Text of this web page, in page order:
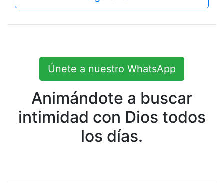
Únete a nuestro WhatsApp
Animándote a buscar
intimidad con Dios todos
los días.